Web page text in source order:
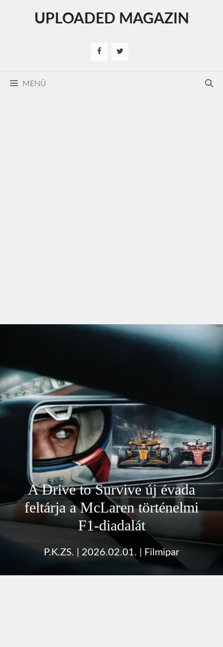
UPLOADED MAGAZIN
MENÜ
A Drive to Survive új évada
feltárja a McLaren történelmi
F1‑diadalát
P.K.ZS. 2026.02.01. Filmipar